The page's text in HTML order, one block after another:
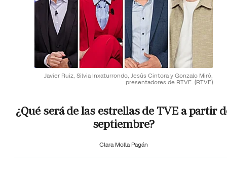
Javier Ruiz, Silvia Inxaturrondo, Jesús Cintora y Gonzalo Miró,
presentadores de RTVE. (RTVE)
¿Qué será de las estrellas de TVE a partir
septiembre?
Clara Molla Pagán